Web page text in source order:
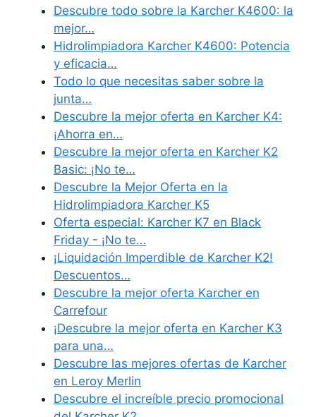
Descubre todo sobre la Karcher K4600: la
mejor…
Hidrolimpiadora Karcher K4600: Potencia
y eficacia…
Todo lo que necesitas saber sobre la
junta…
Descubre la mejor oferta en Karcher K4:
¡Ahorra en…
Descubre la mejor oferta en Karcher K2
Basic: ¡No te…
Descubre la Mejor Oferta en la
Hidrolimpiadora Karcher K5
Oferta especial: Karcher K7 en Black
Friday - ¡No te…
¡Liquidación Imperdible de Karcher K2!
Descuentos…
Descubre la mejor oferta Karcher en
Carrefour
¡Descubre la mejor oferta en Karcher K3
para una…
Descubre las mejores ofertas de Karcher
en Leroy Merlin
Descubre el increíble precio promocional